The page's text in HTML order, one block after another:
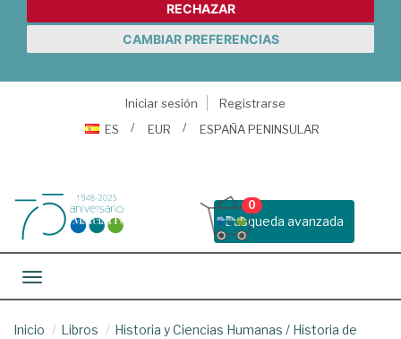
RECHAZAR
CAMBIAR PREFERENCIAS
Iniciar sesión
Registrarse
ES
EUR ESPAÑA PENINSULAR
Busqueda avanzada
0
Toggle navigation
Inicio Libros Historia y Ciencias Humanas / Historia de